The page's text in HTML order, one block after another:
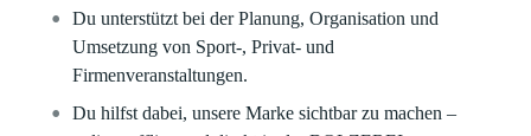
Du unterstützt bei der Planung, Organisation und
Umsetzung von Sport-, Privat- und
Firmenveranstaltungen.
Du hilfst dabei, unsere Marke sichtbar zu machen –